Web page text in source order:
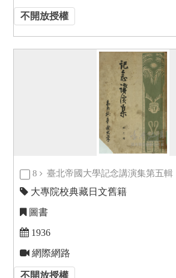
不開放授權
8 臺北帝國大學記念講演集第五輯
大專院校典藏日文舊籍
圖書
1936
網際網路
不開放授權